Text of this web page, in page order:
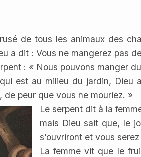
de tous les animaux des
a dit : Vous ne mangerez pas
: « Nous pouvons manger
est au milieu du jardin, Dieu
de peur que vous ne mouriez. »
Le serpent dit à la
mais Dieu sait que, le
s’ouvriront et vous
La femme vit que le